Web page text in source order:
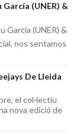
(UNER) &
García (UNER) &
nos sentamos
De Lleida
el col·lectiu
nova edició de